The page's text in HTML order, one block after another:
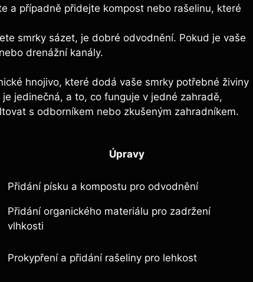
a případně přidejte kompost nebo rašelinu, které
smrky sázet, je dobré odvodnění. Pokud je vaše​
drenážní kanály.
hnojivo, které dodá vaše smrky‍ potřebné​ živiny
​jedinečná, a to,‍ co funguje v jedné⁣ zahradě,
s odborníkem nebo zkušeným zahradníkem.
Úpravy
Přidání písku a ‌kompostu pro ‌odvodnění
Přidání organického materiálu pro⁢ zadržení
vlhkosti
Prokypření ⁣a přidání rašeliny‍ pro lehkost